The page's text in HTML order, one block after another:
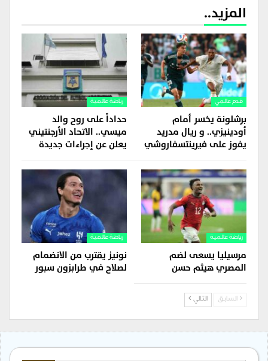
المزيد..
قدم عالمي
برشلونة يخسر أمام
أودينيزي.. و ريال مدريد
يفوز على فيرينتسفاروشي
رياضة عالمية
حداداً على روح والد
ميسي.. الاتحاد الأرجنتيني
يعلن عن إجراءات جديدة
رياضة عالمية
مرسيليا يسعى لضم
المصري هيثم حسن
رياضة عالمية
نونيز يقترب من الانضمام
لصلاح في طرابزون سبور
السابق التالي